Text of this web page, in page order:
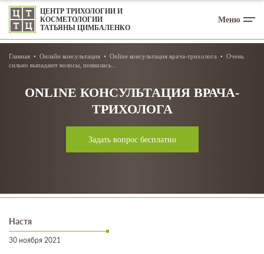
ЦЕНТР ТРИХОЛОГИИ И
КОСМЕТОЛОГИИ
ТАТЬЯНЫ ЦИМБАЛЕНКО
Меню
Главная Онлайн консультация Online консультация врача-трихолога
Очень
сильно выпадают волосы, появилась...
ONLINE КОНСУЛЬТАЦИЯ ВРАЧА-
ТРИХОЛОГА
Задать вопрос бесплатно
Настя
30 ноября 2021